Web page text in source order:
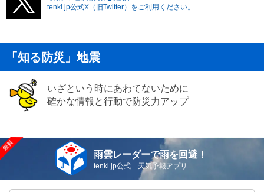
tenki.jp公式X（旧Twitter）をご利用ください。
「知る防災」地震
いざという時にあわてないために
確かな情報と行動で防災力アップ
雨雲レーダーで雨を回避！
tenki.jp公式 天気予報アプリ